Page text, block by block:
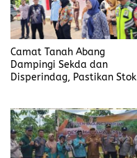
Camat Tanah Abang
Dampingi Sekda dan
Disperindag, Pastikan Stok